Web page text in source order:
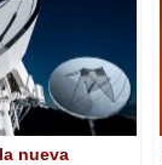
nueva